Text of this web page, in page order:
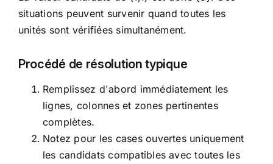
situations peuvent survenir quand toutes les
unités sont vérifiées simultanément.
Procédé de résolution typique
Remplissez d'abord immédiatement les
lignes, colonnes et zones pertinentes
complètes.
Notez pour les cases ouvertes uniquement
les candidats compatibles avec toutes les